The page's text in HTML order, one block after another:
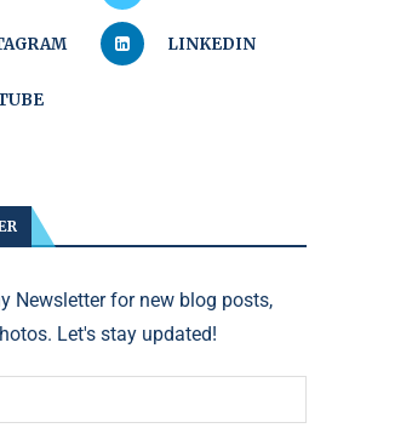
LINKEDIN
Newsletter for new blog posts,
Let's stay updated!